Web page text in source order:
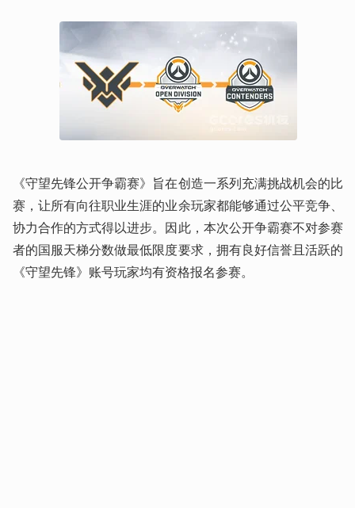
《守望先锋公开争霸赛》旨在创造一系列充满挑战机会的比
赛，让所有向往职业生涯的业余玩家都能够通过公平竞争、
协力合作的方式得以进步。因此，本次公开争霸赛不对参赛
者的国服天梯分数做最低限度要求，拥有良好信誉且活跃的
《守望先锋》账号玩家均有资格报名参赛。